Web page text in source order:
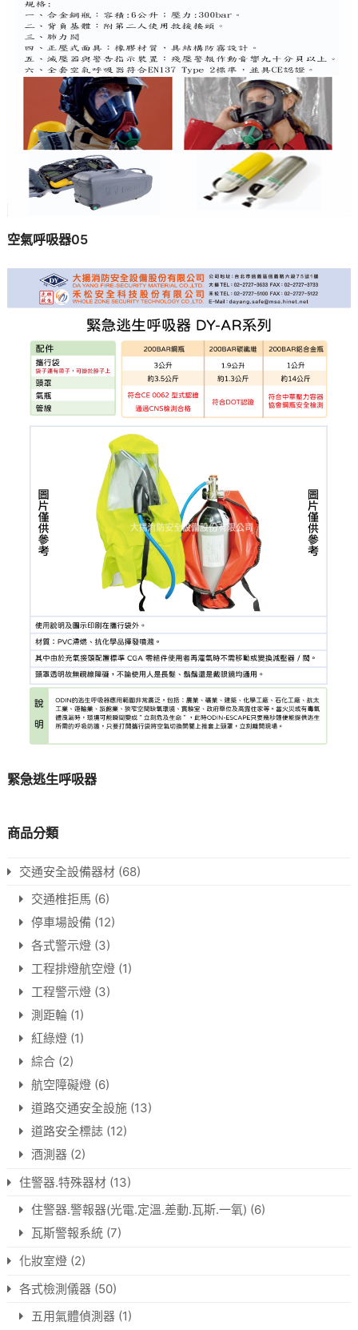
空氣呼吸器05
緊急逃生呼吸器
商品分類
交通安全設備器材 (68)
交通椎拒馬 (6)
停車場設備 (12)
各式警示燈 (3)
工程排燈航空燈 (1)
工程警示燈 (3)
測距輪 (1)
紅綠燈 (1)
綜合 (2)
航空障礙燈 (6)
道路交通安全設施 (13)
道路安全標誌 (12)
酒測器 (2)
住警器.特殊器材 (13)
住警器.警報器(光電.定溫.差動.瓦斯.一氧) (6)
瓦斯警報系統 (7)
化妝室燈 (2)
各式檢測儀器 (50)
五用氣體偵測器 (1)